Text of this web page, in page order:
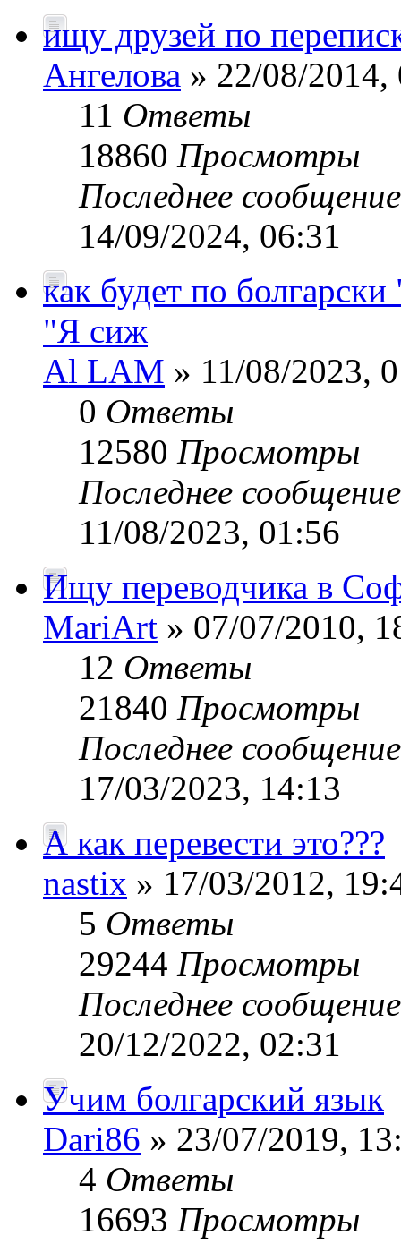
ищу друзей по
Ангелова » 22/08/2014,
11 Ответы
18860 Просмотры
Последнее
14/09/2024, 06:31
как будет по
"Я сиж
Al LAM » 11/08/2023,
0 Ответы
12580 Просмотры
Последнее
11/08/2023, 01:56
Ищу переводчика в
MariArt » 07/07/2010,
12 Ответы
21840 Просмотры
Последнее
17/03/2023, 14:13
А как перевести это???
nastix » 17/03/2012,
5 Ответы
29244 Просмотры
Последнее
20/12/2022, 02:31
Учим болгарский язык
Dari86 » 23/07/2019,
4 Ответы
16693 Просмотры